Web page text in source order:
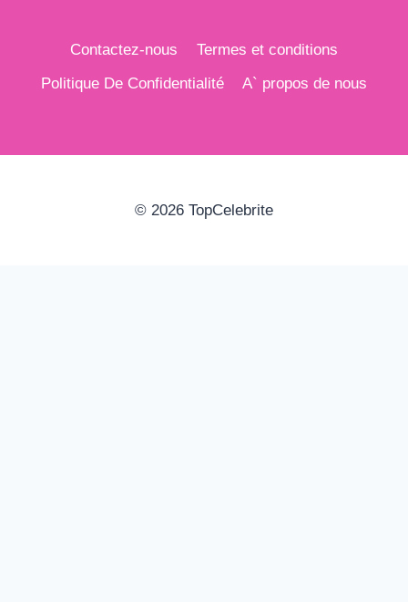
Contactez-nous
Termes et conditions
Politique De Confidentialité
A` propos de nous
© 2026 TopCelebrite